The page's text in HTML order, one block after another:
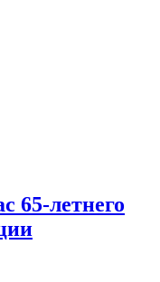
65-летнего